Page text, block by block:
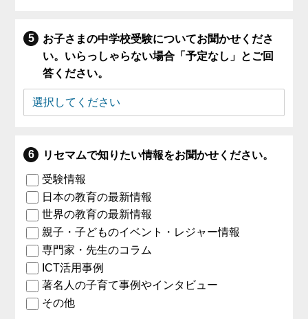
お子さまの中学校受験についてお聞かせくださ
い。いらっしゃらない場合「予定なし」とご回
答ください。
リセマムで知りたい情報をお聞かせください。
受験情報
日本の教育の最新情報
世界の教育の最新情報
親子・子どものイベント・レジャー情報
専門家・先生のコラム
ICT活用事例
著名人の子育て事例やインタビュー
その他